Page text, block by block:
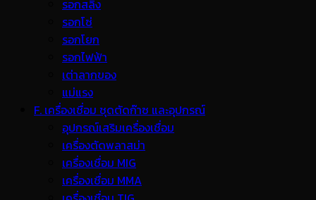
รอกสลิง
รอกโซ่
รอกโยก
รอกไฟฟ้า
เต่าลากของ
แม่แรง
F. เครื่องเชื่อม ชุดตัดก๊าซ และอุปกรณ์
อุปกรณ์เสริมเครื่องเชื่อม
เครื่องตัดพลาสม่า
เครื่องเชื่อม MIG
เครื่องเชื่อม MMA